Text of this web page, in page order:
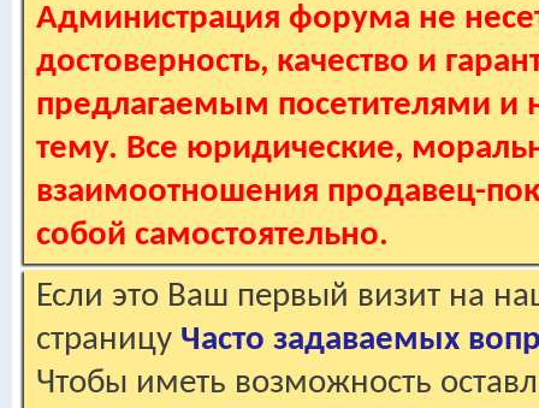
Администрация форума не
достоверность, качество и
предлагаемым посетителями и
тему. Все юридические,
взаимоотношения продавец-
собой самостоятельно.
Если это Ваш первый визит на
страницу Часто задаваемых
Чтобы иметь возможность